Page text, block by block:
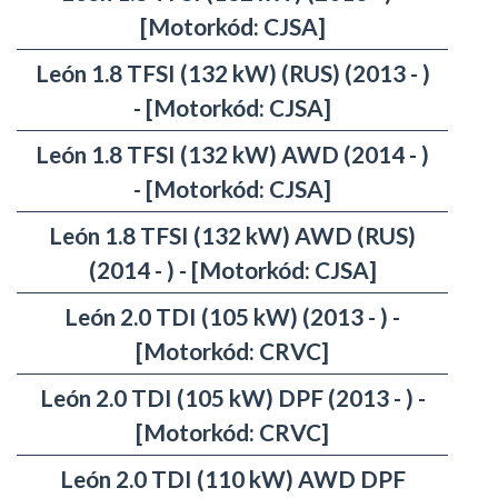
[Motorkód: CJSA]
León 1.8 TFSI (132 kW) (RUS) (2013 - )
- [Motorkód: CJSA]
León 1.8 TFSI (132 kW) AWD (2014 - )
- [Motorkód: CJSA]
León 1.8 TFSI (132 kW) AWD (RUS)
(2014 - ) - [Motorkód: CJSA]
León 2.0 TDI (105 kW) (2013 - ) -
[Motorkód: CRVC]
León 2.0 TDI (105 kW) DPF (2013 - ) -
[Motorkód: CRVC]
León 2.0 TDI (110 kW) AWD DPF